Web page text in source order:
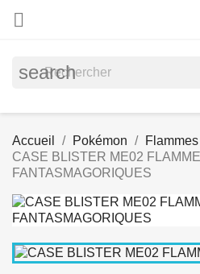

search
Accueil Pokémon
CASE BLISTER ME02
FANTASMAGORIQUES